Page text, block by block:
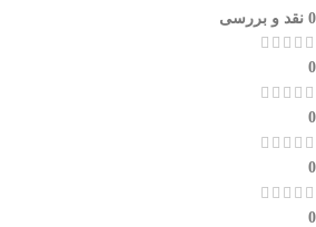
0 نقد و بررسی
0
0
0
0